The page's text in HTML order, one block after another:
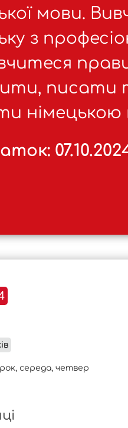
мови.
з
писати
німецькою
середа, четвер